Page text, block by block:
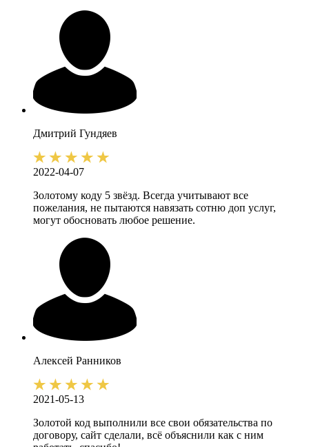
Дмитрий Гундяев
2022-04-07
Золотому коду 5 звёзд. Всегда учитывают все
пожелания, не пытаются навязать сотню доп услуг,
могут обосновать любое решение.
Алексей Ранников
2021-05-13
Золотой код выполнили все свои обязательства по
договору, сайт сделали, всё объяснили как с ним